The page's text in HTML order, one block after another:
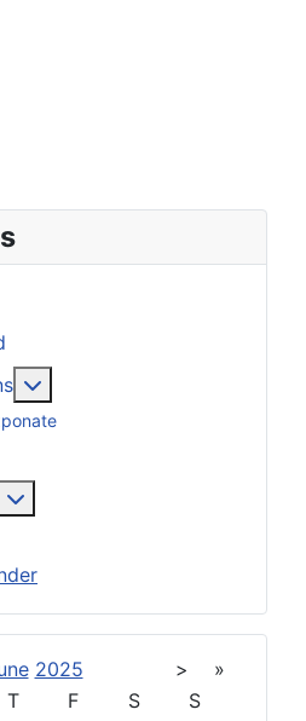
2025 >
»
T F S
S